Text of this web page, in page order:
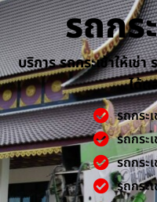
รถกร
บริการ รถกระเช้าให้เช่
ได้
รถกระเ
รถกระ
รถกระ
รถกระ